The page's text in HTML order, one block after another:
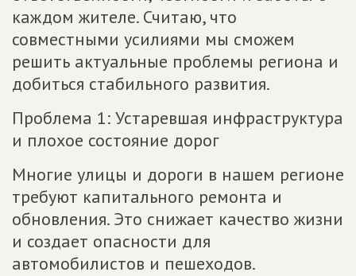
каждом жителе. Считаю, что
совместными усилиями мы сможем
решить актуальные проблемы региона и
добиться стабильного развития.
Проблема 1: Устаревшая инфраструктура
и плохое состояние дорог
Многие улицы и дороги в нашем регионе
требуют капитального ремонта и
обновления. Это снижает качество жизни
и создает опасности для
автомобилистов и пешеходов.